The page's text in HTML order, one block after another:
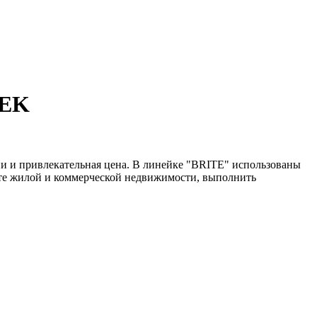
и привлекательная цена. В линейке "BRITE" использованы
жилой и коммерческой недвижимости, выполнить